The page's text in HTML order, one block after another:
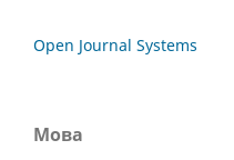
Open Journal Systems
Мова